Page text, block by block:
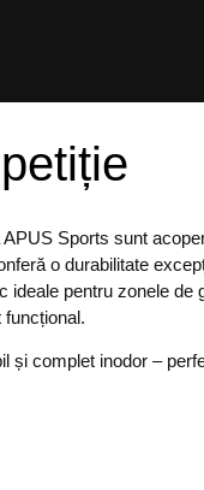
Sports sunt
o durabilitate
ideale pentru zonele de
funcțional.
și complet inodor –